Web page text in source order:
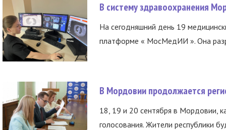
В систему здравоохранения
На сегодняшний день 19
платформе « МосМедИИ ». Она
В Мордовии продолжается
18, 19 и 20 сентября в Мордовии,
голосования. Жители республики